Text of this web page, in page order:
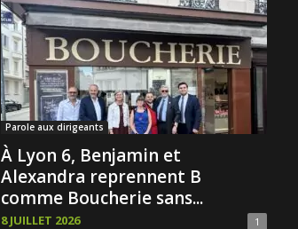
Parole aux dirigeants
À Lyon 6, Benjamin et
Alexandra reprennent B
comme Boucherie sans...
8 JUILLET 2026 1